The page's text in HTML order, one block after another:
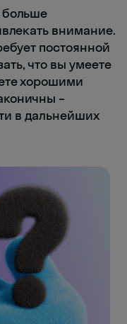
больше
внимание.
постоянной
что вы умеете
хорошими
–
в дальнейших